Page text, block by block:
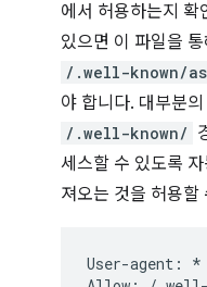
에서 허용하는지 확
있으면 이 파일을
/.well-known/
야 합니다. 대부분
/.well-known/
세스할 수 있도록
져오는 것을 허용할
User-agent: *